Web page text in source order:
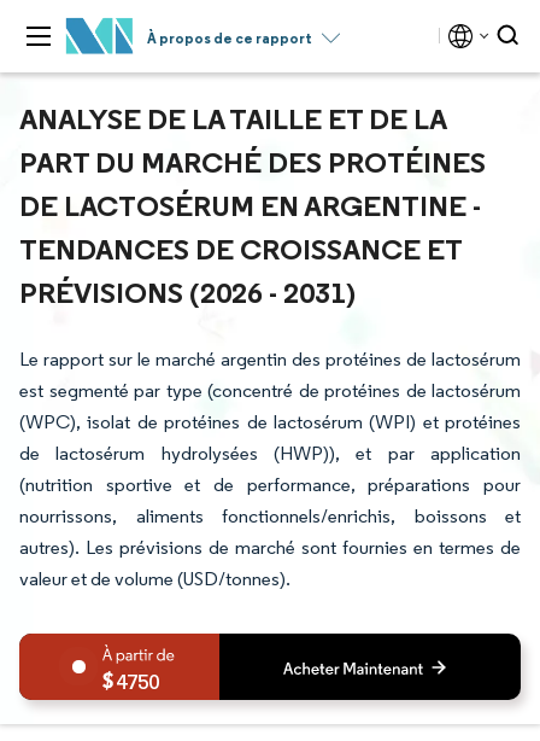
À propos de ce rapport
ANALYSE DE LA TAILLE ET DE LA
PART DU MARCHÉ DES PROTÉINES
DE LACTOSÉRUM EN ARGENTINE -
TENDANCES DE CROISSANCE ET
PRÉVISIONS (2026 - 2031)
Le rapport sur le marché argentin des protéines de lactosérum
est segmenté par type (concentré de protéines de lactosérum
(WPC), isolat de protéines de lactosérum (WPI) et protéines
de lactosérum hydrolysées (HWP)), et par application
(nutrition sportive et de performance, préparations pour
nourrissons, aliments fonctionnels/enrichis, boissons et
autres). Les prévisions de marché sont fournies en termes de
valeur et de volume (USD/tonnes).
4750